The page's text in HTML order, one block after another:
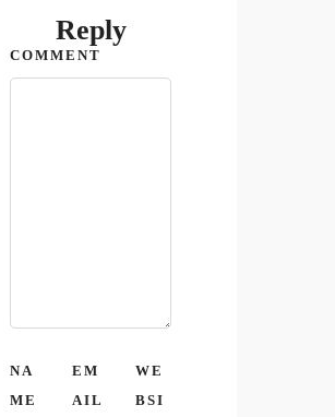
Reply
COMMENT
NA
ME
EM
AIL
WE
BSI